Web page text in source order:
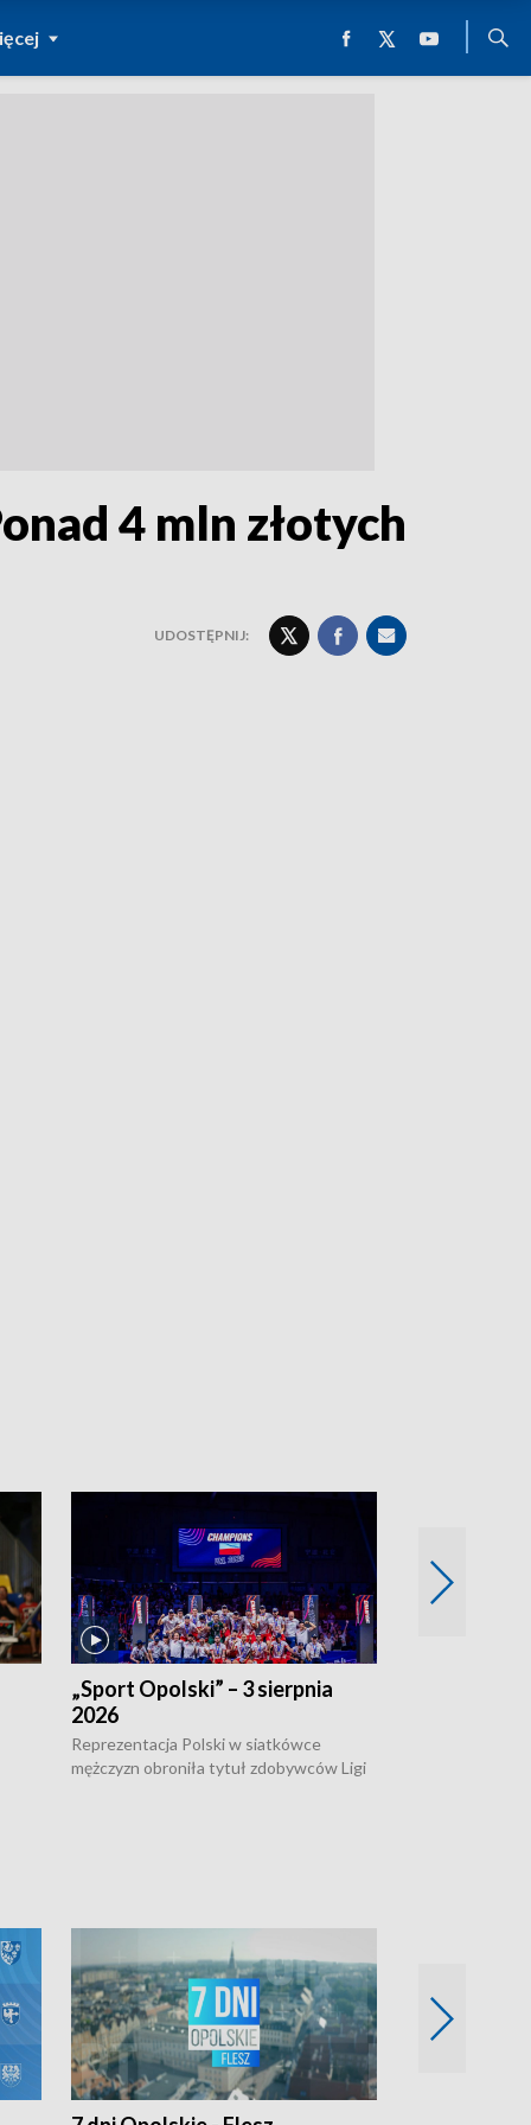
4 mln złotych
UDOSTĘPNIJ:
„Sport Opolski” – 3 sierpnia
2026
Reprezentacja Polski w siatkówce
mężczyzn obroniła tytuł zdobywców Ligi